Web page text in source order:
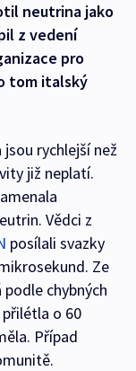
neutrina jako
z vedení
pro
tom italský
rychlejší než
již neplatí.
Vědci z
posílali svazky
Ze
chybných
o 60
Případ